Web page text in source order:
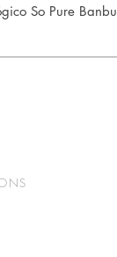
So Pure Banbu